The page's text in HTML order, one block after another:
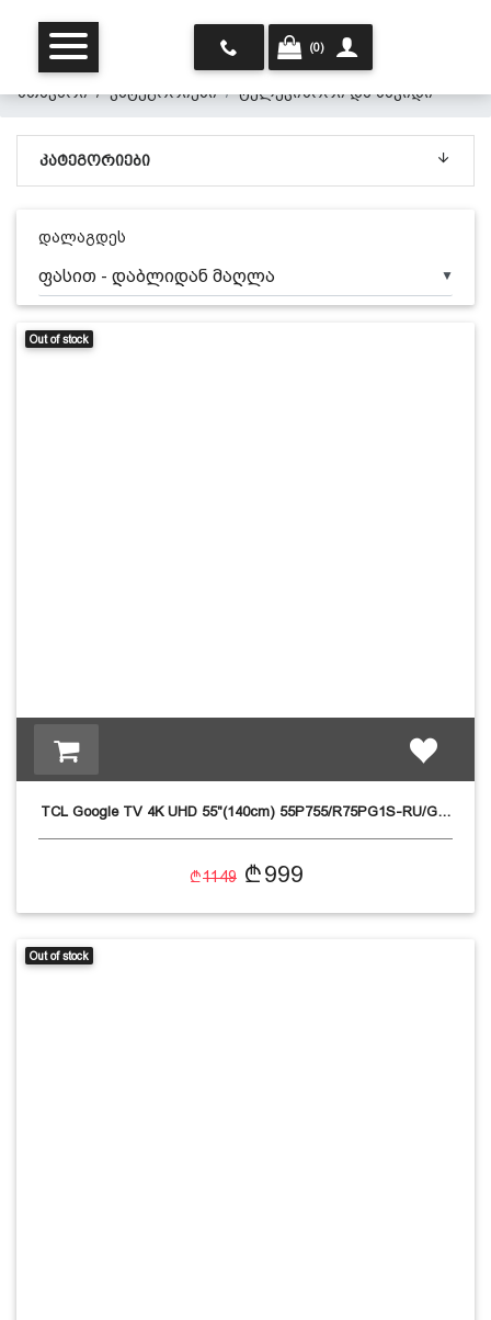
მთავარი
ჩვენ შესახებ
წესები და პირობები
დაბრუნება და გადაცვლის
(0)
მთავარი კატეგორიები ტელევიზორი და საკიდი
ᲙᲐᲢᲔᲒᲝᲠᲘᲔᲑᲘ
დალაგდეს
▼
Out of stock
TCL Google TV 4K UHD 55"(140cm) 55P755/R75PG1S-RU/G…
1149 999
Out of stock